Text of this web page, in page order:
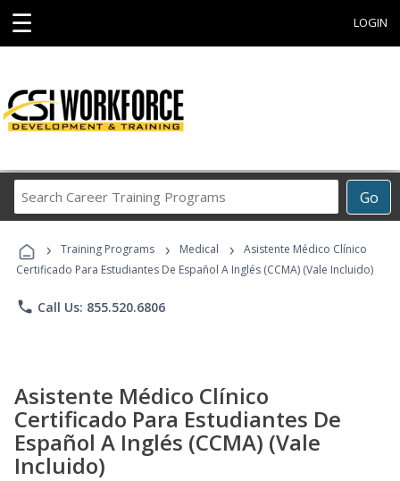
☰ LOGIN
Go
Career
Programs
› Training Programs › Medical ›
Asistente Médico Clínico
Certificado Para Estudiantes De Español A Inglés (CCMA) (Vale Incluido)
phone Call Us: 855.520.6806
Asistente Médico Clínico
Certificado Para Estudiantes De
Español A Inglés (CCMA) (Vale
Incluido)